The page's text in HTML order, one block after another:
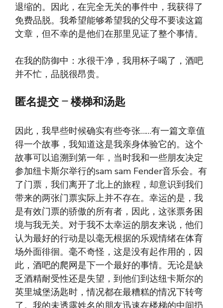
退缩的。因此，在完全无关的事件中，我获得了
免费品脱。我希望能够希望我的父母不要读这篇
文章，但不幸的是他们在那里见证了整个事情。
在我的防御中：水很干净，我用杯子喝了，酒吧
并不忙，品脱很昂贵。
匿名提交 – 楼梯和汤匙
因此，我早些时候确实有些夸张……有一篇文章值
得一个故事，我知道这是我亲身体验它的。这个
故事可以追溯到第一年，当时我和一些朋友决定
参加纽卡斯尔举行的sam sam Fender音乐会。有
了门票，我们离开了北上的旅程，却意识到我们
带来的两张门票实际上并不存在。幸运的是，我
是有效门票的骄傲的所有者，因此，这张票务困
境与我无关。对于我不太幸运的朋友来说，他们
认为最好的行动是以毫无根据的乐观情绪在体育
场外面徘徊。毫不奇怪，这是没有起作用的，因
此，酒吧的爬网是下一个最好的事情。无论是缺
乏酒精耐受性还是失望，到他们到达纽卡斯尔的
英里城堡汤匙时，情况都在最糟糕的情况下转弯
了。我的未透露姓名的朋友迅速在楼梯的中间扔